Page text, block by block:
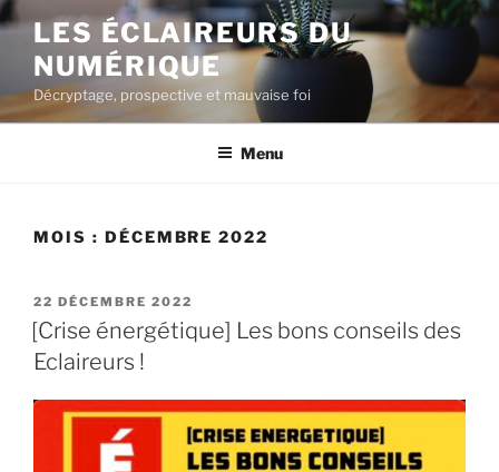
Aller
contenu
principal
LES ÉCLAIREURS DU
NUMÉRIQUE
Décryptage, prospective et mauvaise foi
Menu
MOIS : DÉCEMBRE 2022
PUBLIÉ
LE
22 DÉCEMBRE 2022
[Crise énergétique] Les bons conseils des
Eclaireurs !